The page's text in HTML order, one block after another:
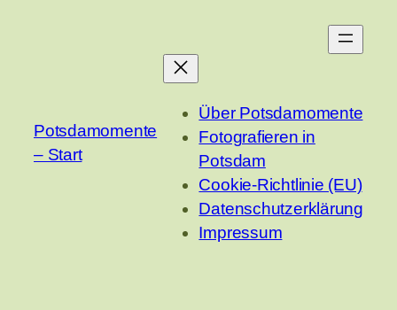
Potsdamomente
– Start
Über Potsdamomente
Fotografieren in
Potsdam
Cookie-Richtlinie (EU)
Datenschutzerklärung
Impressum